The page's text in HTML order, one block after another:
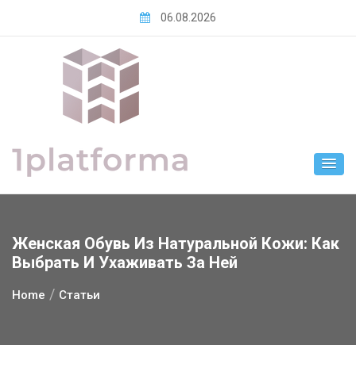
06.08.2026
Женская Обувь Из Натуральной Кожи: Как
Выбрать И Ухаживать За Ней
Home Статьи